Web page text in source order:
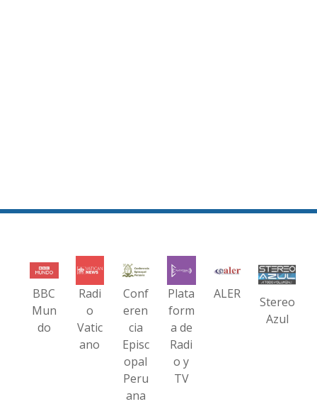
BBC
Mun
do
Radi
o
Vatic
ano
Conf
eren
cia
Episc
opal
Peru
ana
Plata
form
a de
Radi
o y
TV
ALER
Stereo
Azul